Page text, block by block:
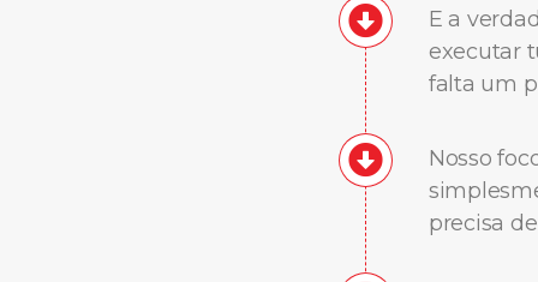
E a
executar
falta um
Nosso
precisa